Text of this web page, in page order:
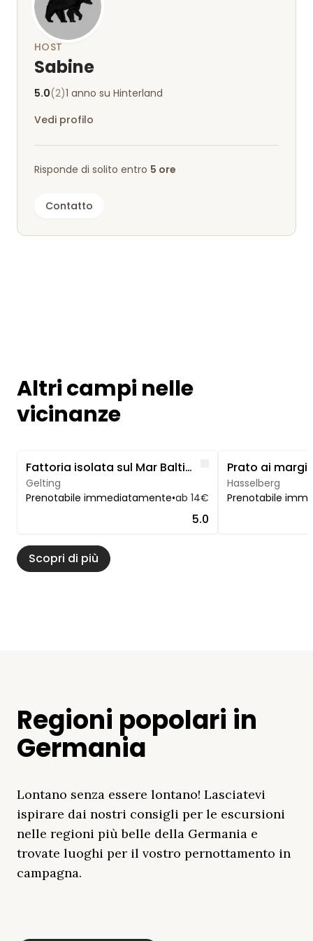
Un soggiorno davvero perfetto: torneremo molto
volentieri!
HOST
Sabine
5.0(2)1 anno su Hinterland
Vedi profilo
Risponde di solito entro 5 ore
Contatto
Altri campi nelle
vicinanze
Fattoria isolata sul Mar Baltico: vicino a Kappeln e allo Schlei
Gelting
Prenotabile immediatamente•ab 14€
Like
5.0
Hasselberg
Prenotabile
Scopri di più
Regioni popolari in
Germania
Lontano senza essere lontano! Lasciatevi
ispirare dai nostri consigli per le escursioni
nelle regioni più belle della Germania e
trovate luoghi per il vostro pernottamento in
campagna.